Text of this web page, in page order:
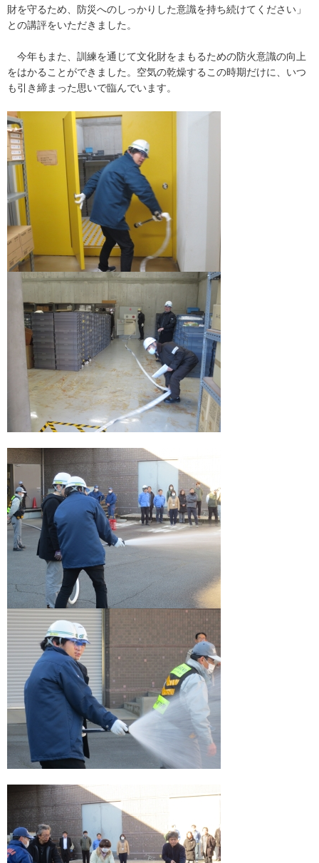
財を守るため、防災へのしっかりした意識を持ち続けてください」
との講評をいただきました。
今年もまた、訓練を通じて文化財をまもるための防火意識の向上
をはかることができました。空気の乾燥するこの時期だけに、いつ
も引き締まった思いで臨んでいます。